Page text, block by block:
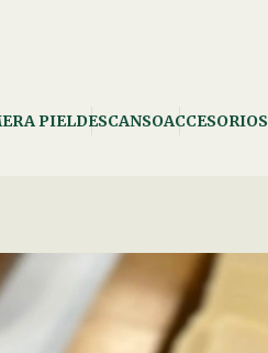
PIELDESCANSOACCESORIOS